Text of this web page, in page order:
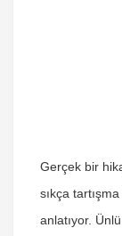
Gerçek bir
sıkça
anlatıyor.